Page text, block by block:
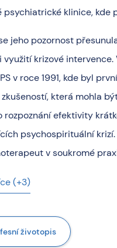
psychiatrické klinice,
jeho pozornost
využití krizové
v roce 1991, kde byl
která mohla
rozpoznání efektivity
psychospirituální krizí.
v soukromé
(+3)
životopis